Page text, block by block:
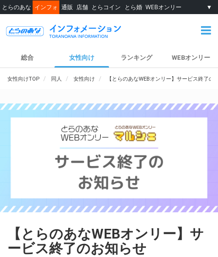
とらのあな インフォ 通販 店舗 とらコイン とら婚 WEBオンリー ▼
総合 女性向け ランキング WEBオンリー
女性向けTOP 同人 女性向け 【とらのあなWEBオンリー】サービス終了の
【とらのあなWEBオンリー】サ
ービス終了のお知らせ